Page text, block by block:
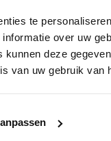
te
over uw
deze
van uw gebruik van